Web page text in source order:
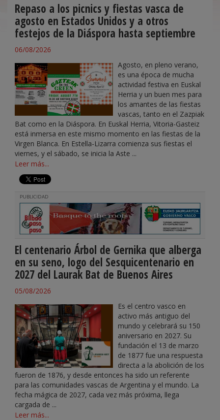
Repaso a los picnics y fiestas vasca de
agosto en Estados Unidos y a otros
festejos de la Diáspora hasta septiembre
06/08/2026
Agosto, en pleno verano,
es una época de mucha
actividad festiva en Euskal
Herria y un buen mes para
los amantes de las fiestas
vascas, tanto en el Zazpiak
Bat como en la Diáspora. En Euskal Herria, Vitoria-Gasteiz
está inmersa en este mismo momento en las fiestas de la
Virgen Blanca. En Estella-Lizarra comienza sus fiestas el
viernes, y el sábado, se inicia la Aste ...
Leer más...
PUBLICIDAD
El centenario Árbol de Gernika que alberga
en su seno, logo del Sesquicentenario en
2027 del Laurak Bat de Buenos Aires
05/08/2026
Es el centro vasco en
activo más antiguo del
mundo y celebrará su 150
aniversario en 2027. Su
fundación el 13 de marzo
de 1877 fue una respuesta
directa a la abolición de los
fueron de 1876, y desde entonces ha sido un referente
para las comunidades vascas de Argentina y el mundo. La
fecha mágica de 2027, cada vez más próxima, llega
cargada de ...
Leer más...